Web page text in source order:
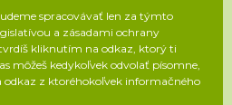
spracovávať len za týmto
a zásadami ochrany
kliknutím na odkaz, ktorý ti
môžeš kedykoľvek odvolať písomne,
z ktoréhokoľvek informačného